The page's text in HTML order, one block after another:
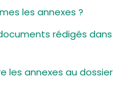
les annexes ?
rédigés dans
les annexes au dossier